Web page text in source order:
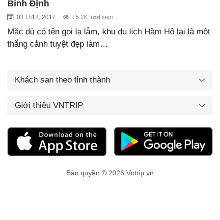
Bình Định
03 Th12, 2017 15.2K lượt xem
Mặc dù có tên gọi lạ lẫm, khu du lịch Hầm Hô lại là một
thắng cảnh tuyệt đẹp làm…
Khách sạn theo tỉnh thành
Giới thiệu VNTRIP
Bản quyền © 2026 Vntrip.vn